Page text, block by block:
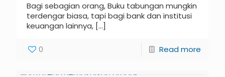
Bagi sebagian orang, Buku tabungan mungkin
terdengar biasa, tapi bagi bank dan institusi
keuangan lainnya, […]
0 Read more